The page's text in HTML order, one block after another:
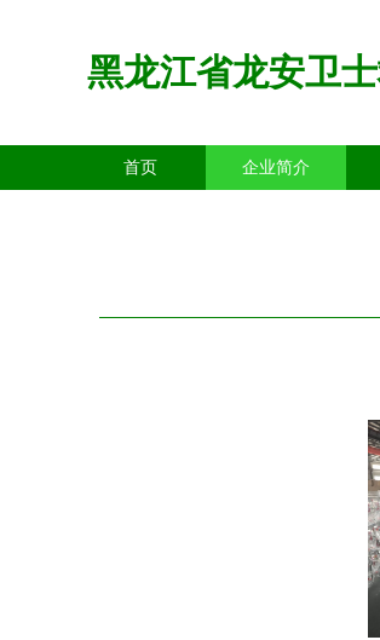
黑龙江省龙安卫
首页 企业简介